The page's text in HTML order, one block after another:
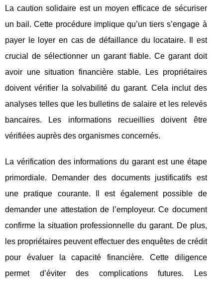
La caution solidaire est un moyen efficace de sécuriser
un bail. Cette procédure implique qu’un tiers s’engage à
payer le loyer en cas de défaillance du locataire. Il est
crucial de sélectionner un garant fiable. Ce garant doit
avoir une situation financière stable. Les propriétaires
doivent vérifier la solvabilité du garant. Cela inclut des
analyses telles que les bulletins de salaire et les relevés
bancaires. Les informations recueillies doivent être
vérifiées auprès des organismes concernés.
La vérification des informations du garant est une étape
primordiale. Demander des documents justificatifs est
une pratique courante. Il est également possible de
demander une attestation de l’employeur. Ce document
confirme la situation professionnelle du garant. De plus,
les propriétaires peuvent effectuer des enquêtes de crédit
pour évaluer la capacité financière. Cette diligence
permet d’éviter des complications futures. Les